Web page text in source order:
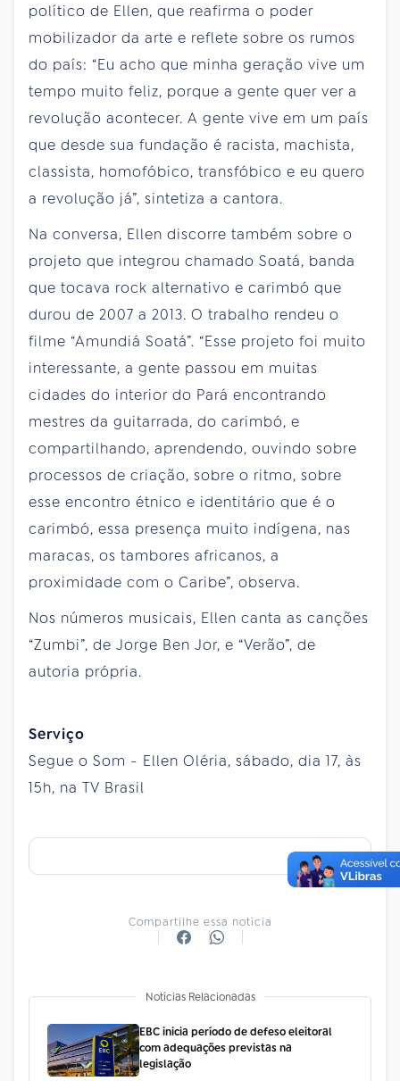
político de Ellen, que reafirma o poder
mobilizador da arte e reflete sobre os rumos
do país: “Eu acho que minha geração vive um
tempo muito feliz, porque a gente quer ver a
revolução acontecer. A gente vive em um país
que desde sua fundação é racista, machista,
classista, homofóbico, transfóbico e eu quero
a revolução já”, sintetiza a cantora.
Na conversa, Ellen discorre também sobre o
projeto que integrou chamado Soatá, banda
que tocava rock alternativo e carimbó que
durou de 2007 a 2013. O trabalho rendeu o
filme “Amundiá Soatá”. “Esse projeto foi muito
interessante, a gente passou em muitas
cidades do interior do Pará encontrando
mestres da guitarrada, do carimbó, e
compartilhando, aprendendo, ouvindo sobre
processos de criação, sobre o ritmo, sobre
esse encontro étnico e identitário que é o
carimbó, essa presença muito indígena, nas
maracas, os tambores africanos, a
proximidade com o Caribe”, observa.
Nos números musicais, Ellen canta as canções
“Zumbi”, de Jorge Ben Jor, e “Verão”, de
autoria própria.
Serviço
Segue o Som - Ellen Oléria, sábado, dia 17, às
15h, na TV Brasil
Compartilhe essa notícia
Notícias Relacionadas
EBC inicia período de defeso eleitoral
com adequações previstas na
legislação